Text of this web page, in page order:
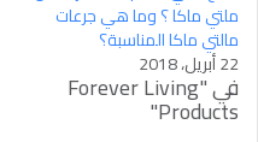
ملتي ماكا ؟ وما هي جرعات
مالتي ماكا المناسبة؟
22 أبريل، 2018
في "Forever Living
Products"